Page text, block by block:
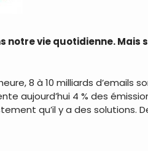
notre vie quotidienne. Mais
8 à 10 milliards d’emails
aujourd’hui 4 % des
qu’il y a des solutions.